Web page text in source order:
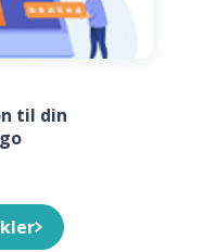
til din